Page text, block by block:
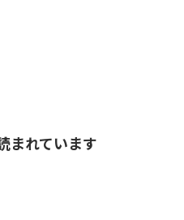
まれています